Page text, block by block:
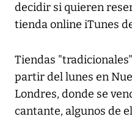
decidir si quieren
tienda online iTunes
Tiendas
partir del lunes en
Londres, donde se
cantante, algunos de